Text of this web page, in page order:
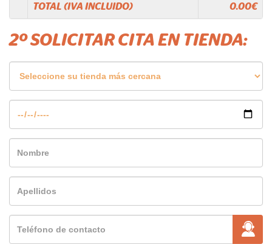
TOTAL (IVA INCLUIDO) 0.00€
2º SOLICITAR CITA EN TIENDA: